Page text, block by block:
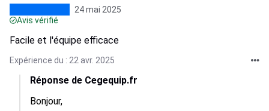
24 mai 2025
Avis vérifié
Facile et l'équipe efficace
Expérience du : 22 avr. 2025
Réponse de Cegequip.fr
Bonjour,